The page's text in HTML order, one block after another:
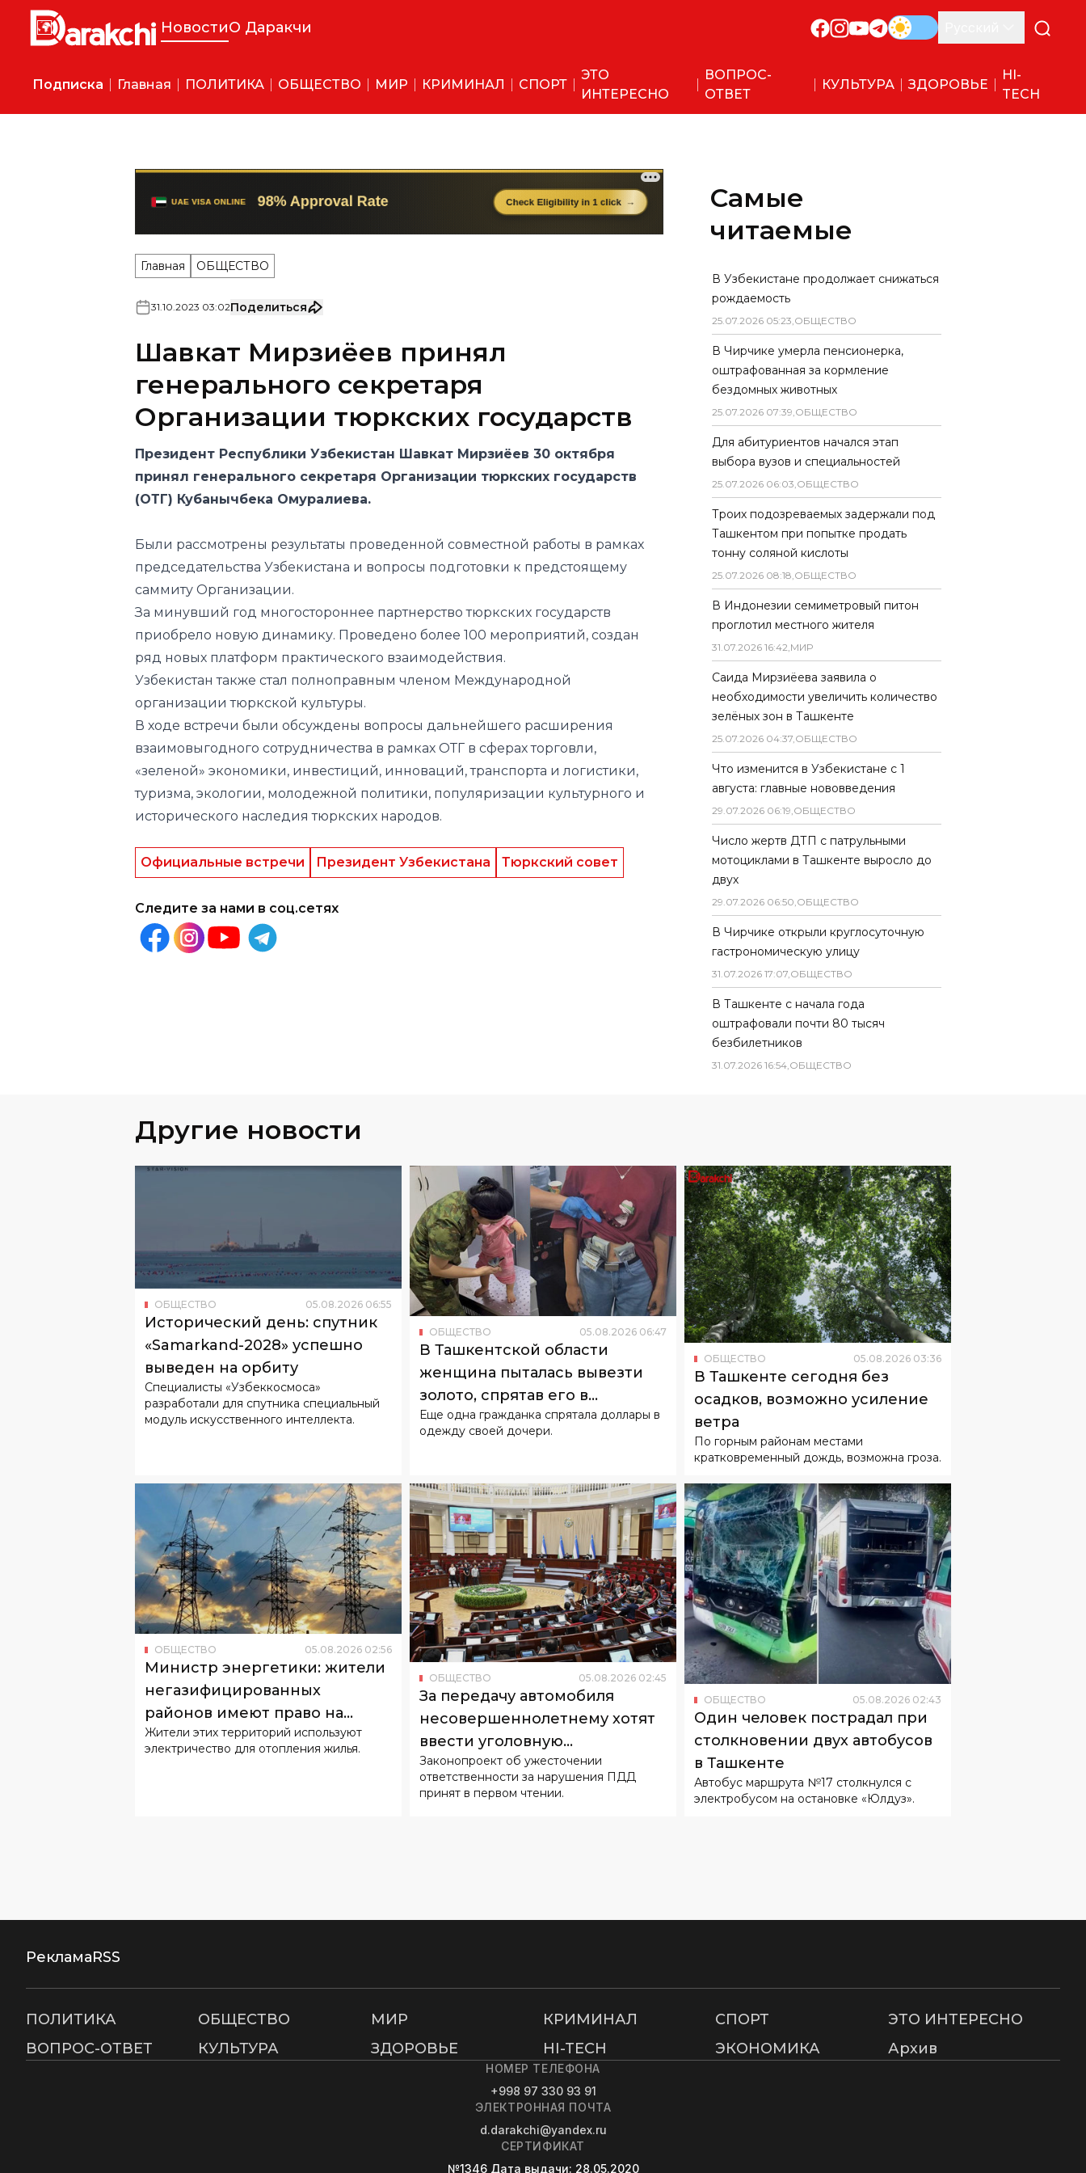
НовостиО Даракчи
Подписка Главная ПОЛИТИКА ОБЩЕСТВО МИР КРИМИНАЛ СПОРТ
ЭТО
ИНТЕРЕСНО
ВОПРОС-
ОТВЕТ
КУЛЬТУРА ЗДОРОВЬЕ
HI-
TECH
Главная ОБЩЕСТВО
31 10 2023 03:02Поделиться
Шавкат Мирзиёев принял
генерального секретаря
Организации тюркских государств
Президент Республики Узбекистан Шавкат Мирзиёев 30 октября
принял генерального секретаря Организации тюркских государств
(ОТГ) Кубанычбека Омуралиева.
Были рассмотрены результаты проведенной совместной работы в рамках
председательства Узбекистана и вопросы подготовки к предстоящему
саммиту Организации.
За минувший год многостороннее партнерство тюркских государств
приобрело новую динамику. Проведено более 100 мероприятий, создан
ряд новых платформ практического взаимодействия.
Узбекистан также стал полноправным членом Международной
организации тюркской культуры.
В ходе встречи были обсуждены вопросы дальнейшего расширения
взаимовыгодного сотрудничества в рамках ОТГ в сферах торговли,
«зеленой» экономики, инвестиций, инноваций, транспорта и логистики,
туризма, экологии, молодежной политики, популяризации культурного и
исторического наследия тюркских народов.
Официальные встречи Президент Узбекистана Тюркский совет
Следите за нами в соц.сетях
Самые
читаемые
В Узбекистане продолжает снижаться
рождаемость
25.07.2026 05:23,ОБЩЕСТВО
В Чирчике умерла пенсионерка,
оштрафованная за кормление
бездомных животных
25.07.2026 07:39,ОБЩЕСТВО
Для абитуриентов начался этап
выбора вузов и специальностей
25.07.2026 06:03,ОБЩЕСТВО
Троих подозреваемых задержали под
Ташкентом при попытке продать
тонну соляной кислоты
25.07.2026 08:18,ОБЩЕСТВО
В Индонезии семиметровый питон
проглотил местного жителя
31.07.2026 16:42,МИР
Саида Мирзиёева заявила о
необходимости увеличить количество
зелёных зон в Ташкенте
25.07.2026 04:37,ОБЩЕСТВО
Что изменится в Узбекистане с 1
августа: главные нововведения
29.07.2026 06:19,ОБЩЕСТВО
Число жертв ДТП с патрульными
мотоциклами в Ташкенте выросло до
двух
29.07.2026 06:50,ОБЩЕСТВО
В Чирчике открыли круглосуточную
гастрономическую улицу
31.07.2026 17:07,ОБЩЕСТВО
В Ташкенте с начала года
оштрафовали почти 80 тысяч
безбилетников
31.07.2026 16:54,ОБЩЕСТВО
Другие новости
ОБЩЕСТВО 05.08.2026 06:55
Исторический день: спутник
«Samarkand-2028» успешно
выведен на орбиту
Специалисты «Узбеккосмоса»
разработали для спутника специальный
модуль искусственного интеллекта.
ОБЩЕСТВО 05.08.2026 06:47
В Ташкентской области
женщина пыталась вывезти
золото, спрятав его в
подгузнике ребенка
Еще одна гражданка спрятала доллары в
одежду своей дочери.
ОБЩЕСТВО 05.08.2026 03:36
В Ташкенте сегодня без
осадков, возможно усиление
ветра
По горным районам местами
кратковременный дождь, возможна гроза.
ОБЩЕСТВО 05.08.2026 02:56
Министр энергетики: жители
негазифицированных
районов имеют право на
льготный тариф
Жители этих территорий используют
электричество для отопления жилья.
ОБЩЕСТВО 05.08.2026 02:45
За передачу автомобиля
несовершеннолетнему хотят
ввести уголовную
ответственность
Законопроект об ужесточении
ответственности за нарушения ПДД
принят в первом чтении.
ОБЩЕСТВО 05.08.2026 02:43
Один человек пострадал при
столкновении двух автобусов
в Ташкенте
Автобус маршрута №17 столкнулся с
электробусом на остановке «Юлдуз».
РекламаRSS
ПОЛИТИКА ОБЩЕСТВО МИР КРИМИНАЛ СПОРТ
ЭТО ИНТЕРЕСНО
ВОПРОС-ОТВЕТ
КУЛЬТУРА ЗДОРОВЬЕ HI-TECH ЭКОНОМИКА Архив
НОМЕР ТЕЛЕФОНА
+998 97 330 93 91
ЭЛЕКТРОННАЯ ПОЧТА
d.darakchi@yandex.ru
СЕРТИФИКАТ
№1346 Дата выдачи: 28.05.2020